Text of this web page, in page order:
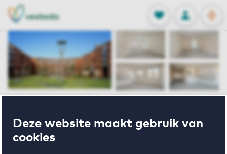
Deze website maakt gebruik van
cookies
FAVORIETEN
Opgeslagen
INLOGGEN
NL
EN
Cortile I